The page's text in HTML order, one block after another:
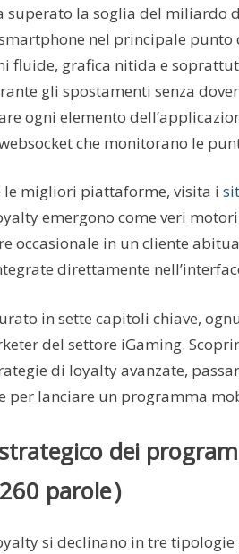
superato la soglia del miliardo
nel principale punto
fluide, grafica nitida e
gli spostamenti senza
ogni elemento
che monitorano le
le migliori piattaforme, visita i
emergono come veri
occasionale in un cliente
direttamente
in sette capitoli chiave,
del settore iGaming.
di loyalty avanzate,
per lanciare un programma
dei
parole )
si declinano in tre